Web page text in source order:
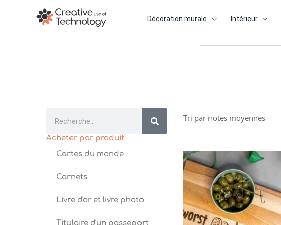
Décoration murale Intérieur
Acheter par produit
Cartes du monde
Carnets
Livre d'or et livre photo
Titulaire d'un passeport